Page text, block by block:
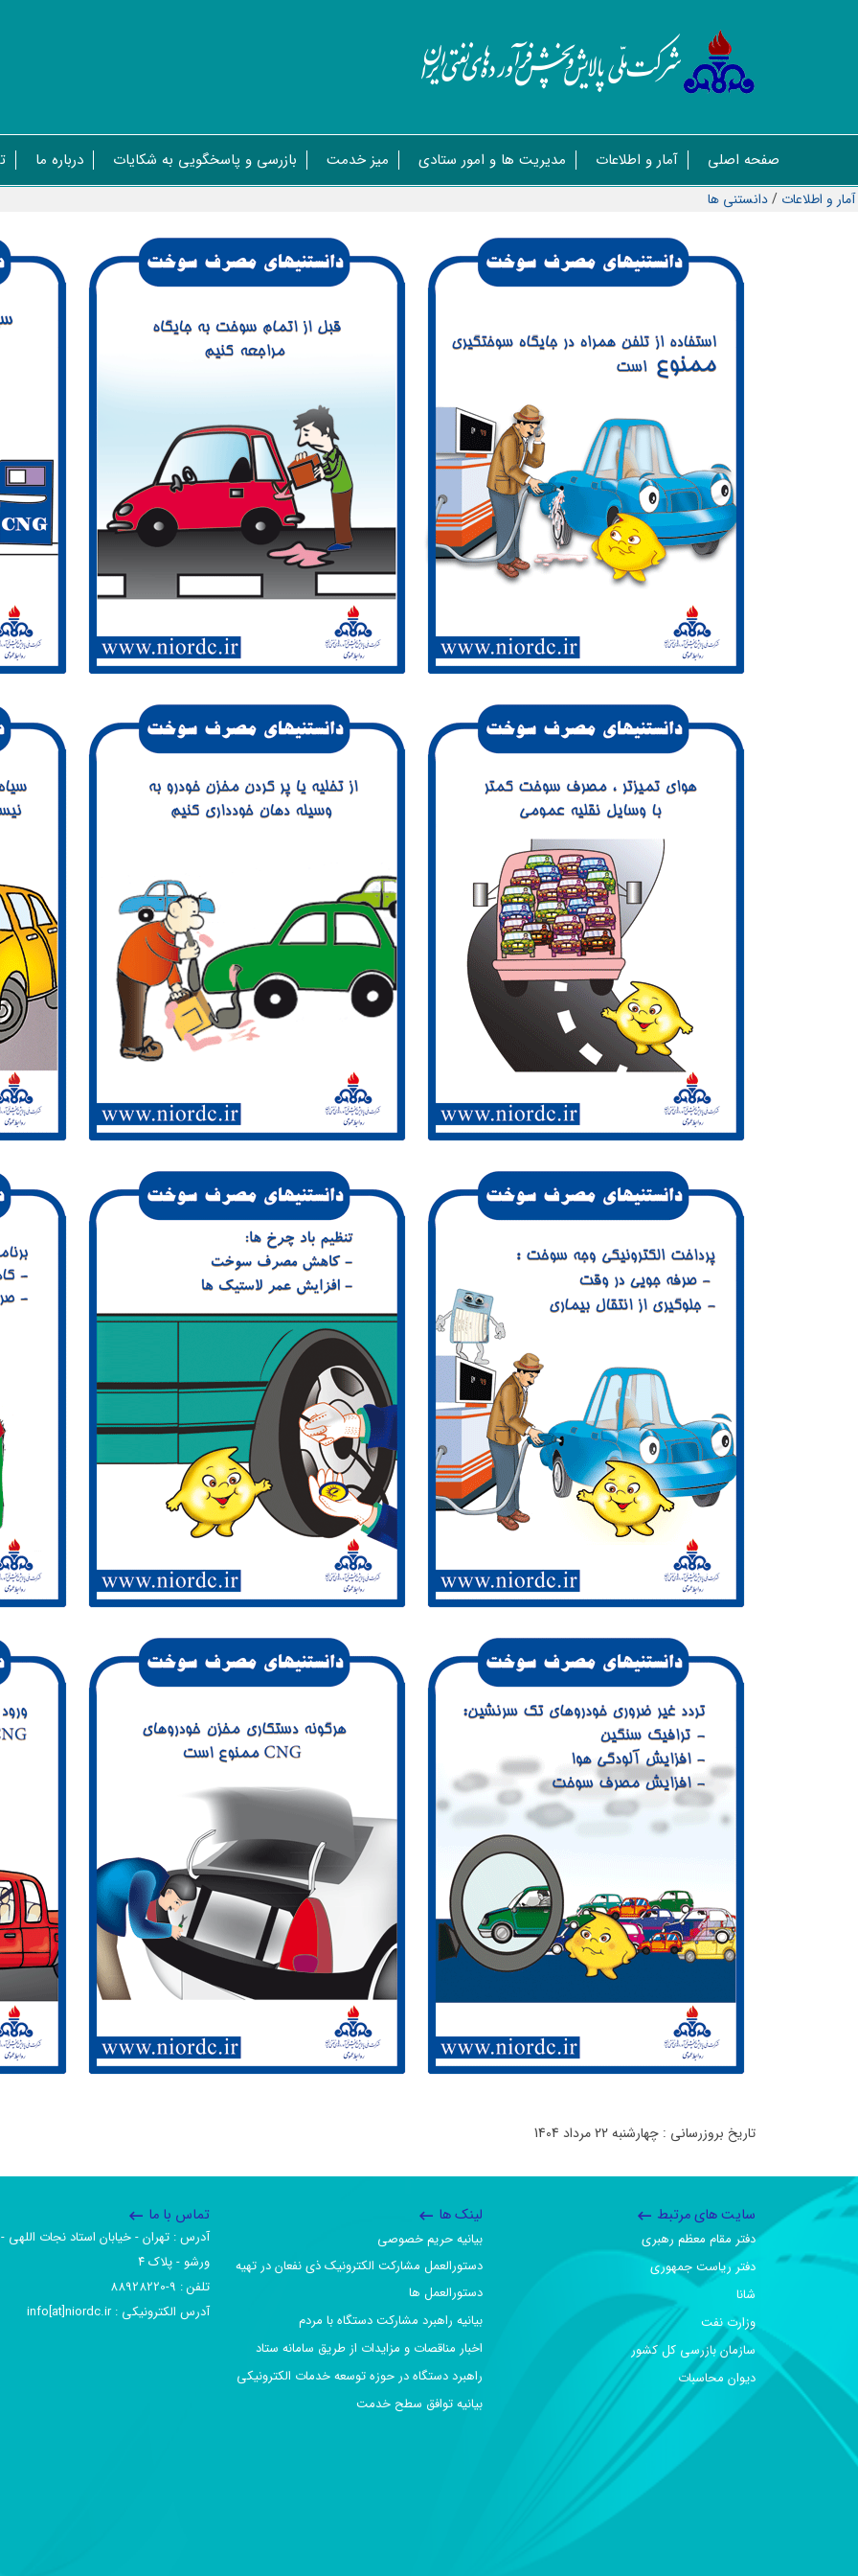
صفحه اصلی آمار و اطلاعات مدیریت ها و امور ستادی میز خدمت بازرسی و پاسخگویی به شکایات درباره ما
آمار و اطلاعات /دانستنی ها
تاریخ بروزرسانی : چهارشنبه 22 مرداد 1404
سایت های مرتبط
دفتر مقام معظم رهبری
دفتر ریاست جمهوری
شانا
وزارت نفت
سازمان بازرسی کل کشور
دیوان محاسبات
لینک ها
بیانیه حریم خصوصی
دستورالعمل مشارکت الکترونیک ذی نفعان در تهیه
دستورالعمل ها
بیانیه راهبرد مشارکت دستگاه با مردم
اخبار مناقصات و مزایدات از طریق سامانه ستاد
راهبرد دستگاه در حوزه توسعه خدمات الکترونیکی
بیانیه توافق سطح خدمت
تماس با ما
آدرس :‌ تهران - خیابان استاد نجات اللهی -
ورشو - پلاک ۴
تلفن :‌ 9-88928220
آدرس الکترونیکی :‌ info[at]niordc.ir